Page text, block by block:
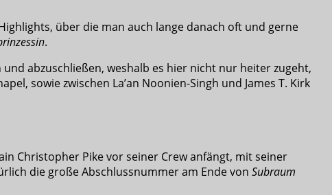
über die man auch lange danach oft und gerne
.
abzuschließen, weshalb es hier nicht nur heiter zugeht,
sowie zwischen La’an Noonien-Singh und James T. Kirk
Christopher Pike vor seiner Crew anfängt, mit seiner
die große Abschlussnummer am Ende von Subraum